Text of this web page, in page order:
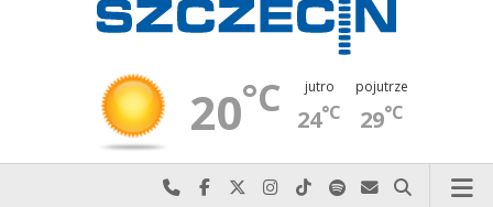
20°C jutro
24°C
pojutrze
29°C
Najlepiej po prostu do nas zadzwoń
Odwiedź nas na Facebook-u
Odwiedź nas na X
Odwiedź nas na Instagram-ie
Odwiedź nas na TikTok-u
Szukaj nas na Spotify
Wyślij do nas
Szukaj